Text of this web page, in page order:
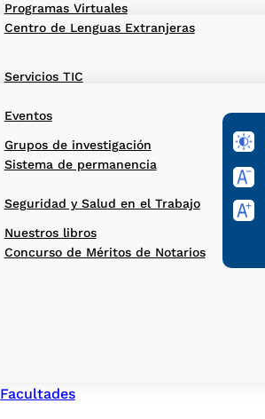
Centro de Lenguas Extranjeras
Eventos
Seguridad y Salud en el Trabajo
Programas Virtuales
Servicios TIC
Sistema de permanencia
Concurso de Méritos de Notarios
Grupos de investigación
Nuestros libros
Facultades